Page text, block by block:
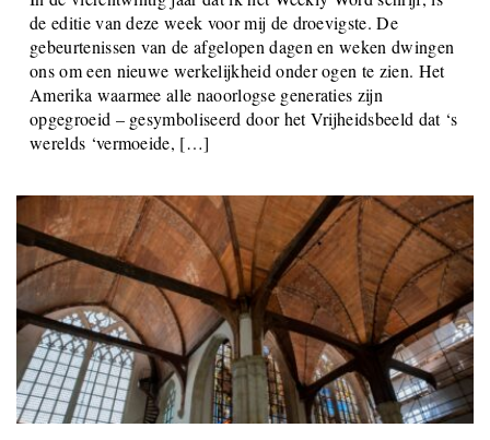
maart 9, 2025
In de vierentwintig jaar dat ik het Weekly Word schrijf, is
de editie van deze week voor mij de droevigste. De
gebeurtenissen van de afgelopen dagen en weken dwingen
ons om een nieuwe werkelijkheid onder ogen te zien. Het
Amerika waarmee alle naoorlogse generaties zijn
opgegroeid – gesymboliseerd door het Vrijheidsbeeld dat ‘s